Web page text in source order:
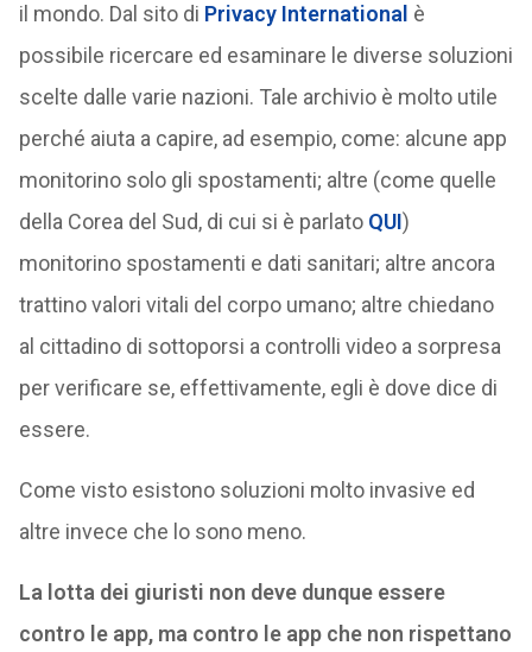
il mondo. Dal sito di Privacy International è
possibile ricercare ed esaminare le diverse soluzioni
scelte dalle varie nazioni. Tale archivio è molto utile
perché aiuta a capire, ad esempio, come: alcune app
monitorino solo gli spostamenti; altre (come quelle
della Corea del Sud, di cui si è parlato QUI)
monitorino spostamenti e dati sanitari; altre ancora
trattino valori vitali del corpo umano; altre chiedano
al cittadino di sottoporsi a controlli video a sorpresa
per verificare se, effettivamente, egli è dove dice di
essere.
Come visto esistono soluzioni molto invasive ed
altre invece che lo sono meno.
La lotta dei giuristi non deve dunque essere
contro le app, ma contro le app che non rispettano